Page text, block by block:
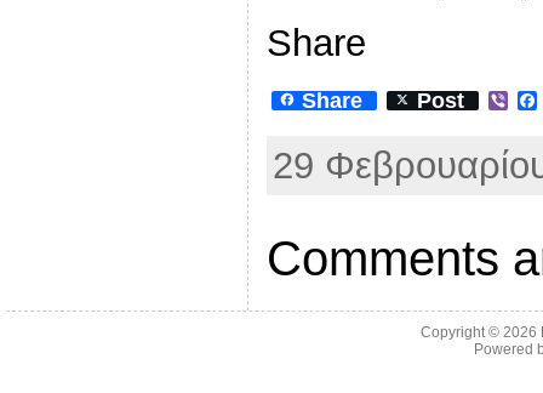
Share
Share Post
V
e
r
29
Comments
Copyright © 2026
Powered